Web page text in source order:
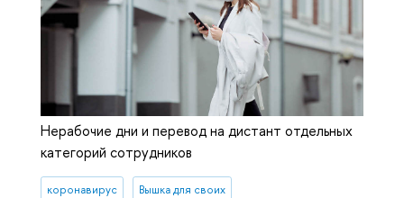
Нерабочие дни и перевод на дистант отдельных
категорий сотрудников
коронавирус Вышка для своих